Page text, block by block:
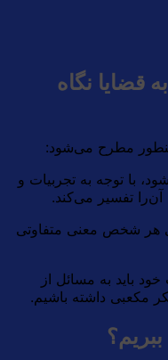
قضایا نگاه
مطرح می‌شود:
با توجه به تجربیات و
تفسیر می‌کند.
هر شخص معنی متفاوتی
باید به مسائل از
مکعبی داشته باشیم.